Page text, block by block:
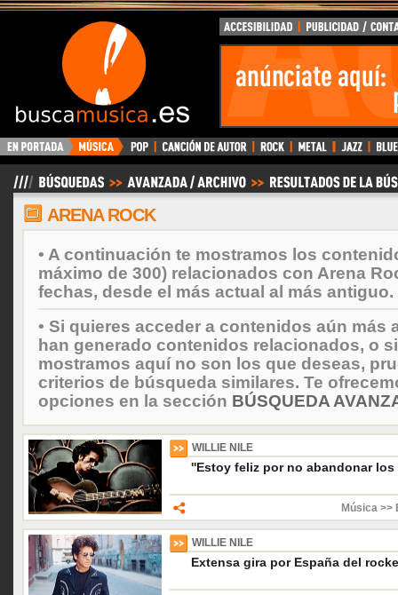
BuscaMusica.es
ARENA ROCK
• A continuación te mostramos los
máximo de 300) relacionados con Arena
fechas, desde el más actual al más antiguo.
• Si quieres acceder a contenidos aún más
han generado contenidos relacionados, o
mostramos aquí no son los que deseas,
criterios de búsqueda similares. Te
opciones en la sección BÚSQUEDA
WILLIE NILE
''Estoy feliz por no abandonar
Música >>
WILLIE NILE
Extensa gira por España del